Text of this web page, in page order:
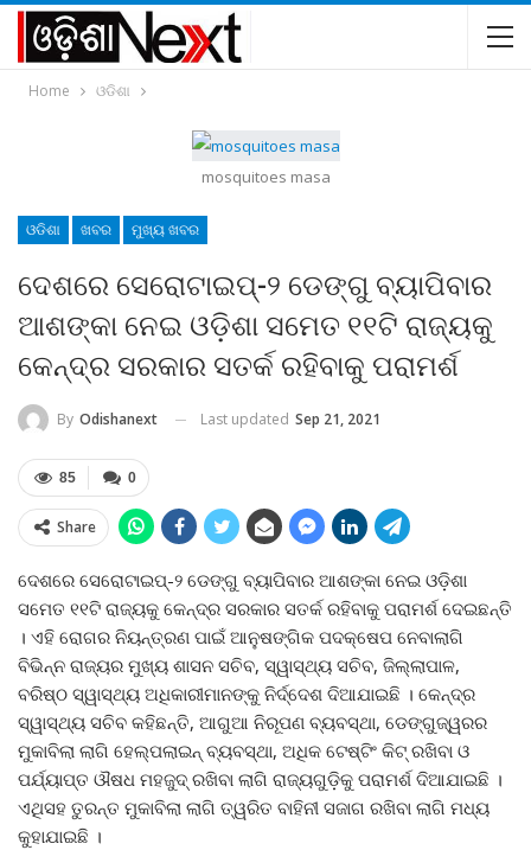
Home ଓଡିଶା
mosquitoes masa
ଓଡିଶା ଖବର ମୁଖ୍ୟ ଖବର
ଦେଶରେ ସେରୋଟାଇପ୍‍-୨ ଡେଙ୍ଗୁ ବ୍ୟାପିବାର
ଆଶଙ୍କା ନେଇ ଓଡ଼ିଶା ସମେତ ୧୧ଟି ରାଜ୍ୟକୁ
କେନ୍ଦ୍ର ସରକାର ସତର୍କ ରହିବାକୁ ପରାମର୍ଶ
By Odishanext Last updated Sep 21, 2021
0
85
Share
ଦେଶରେ ସେରୋଟାଇପ୍‍-୨ ଡେଙ୍ଗୁ ବ୍ୟାପିବାର ଆଶଙ୍କା ନେଇ ଓଡ଼ିଶା
ସମେତ ୧୧ଟି ରାଜ୍ୟକୁ କେନ୍ଦ୍ର ସରକାର ସତର୍କ ରହିବାକୁ ପରାମର୍ଶ ଦେଇଛନ୍ତି
। ଏହି ରୋଗର ନିୟନ୍ତ୍ରଣ ପାଇଁ ଆନୁଷଙ୍ଗିକ ପଦକ୍ଷେପ ନେବାଲାଗି
ବିଭିନ୍ନ ରାଜ୍ୟର ମୁଖ୍ୟ ଶାସନ ସଚିବ, ସ୍ୱାସ୍ଥ୍ୟ ସଚିବ, ଜିଲ୍ଲାପାଳ,
ବରିଷ୍ଠ ସ୍ୱାସ୍ଥ୍ୟ ଅଧିକାରୀମାନଙ୍କୁ ନିର୍ଦ୍ଦେଶ ଦିଆଯାଇଛି । କେନ୍ଦ୍ର
ସ୍ୱାସ୍ଥ୍ୟ ସଚିବ କହିଛନ୍ତି, ଆଗୁଆ ନିରୂପଣ ବ୍ୟବସ୍ଥା, ଡେଙ୍ଗୁଜ୍ୱରର
ମୁକାବିଲା ଲାଗି ହେଲ୍‍ପଲାଇନ୍‍ ବ୍ୟବସ୍ଥା, ଅଧିକ ଟେଷ୍ଟିଂ କିଟ୍‍ ରଖିବା ଓ
ପର୍ଯ୍ୟାପ୍ତ ଔଷଧ ମହଜୁଦ୍‍ ରଖିବା ଲାଗି ରାଜ୍ୟଗୁଡ଼ିକୁ ପରାମର୍ଶ ଦିଆଯାଇଛି ।
ଏଥିସହ ତୁରନ୍ତ ମୁକାବିଲା ଲାଗି ତ୍ୱରିତ ବାହିନୀ ସଜାଗ ରଖିବା ଲାଗି ମଧ୍ୟ
କୁହାଯାଇଛି ।